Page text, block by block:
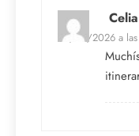
30/03/2026 a